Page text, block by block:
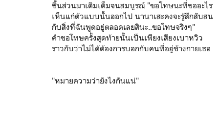
ชิ้นส่วนมาเติมเต็มจนสมบูรณ์ "ขอโทษนะที่ขออะไร
เห็นแก่ตัวแบบนั้นออกไป นานาเสะคงจะรู้สึกสับสน
กับสิ่งที่ฉันพูดอยู่ตลอดเลยสินะ..ขอโทษจริงๆ"
คำขอโทษครั้งสุดท้ายนั้นเป็นเพียงเสียงเบาหวิว
ราวกับว่าไม่ได้ต้องการบอกกับคนที่อยู่ข้างกายเธอ
"หมายความว่ายังไงกันแน่"